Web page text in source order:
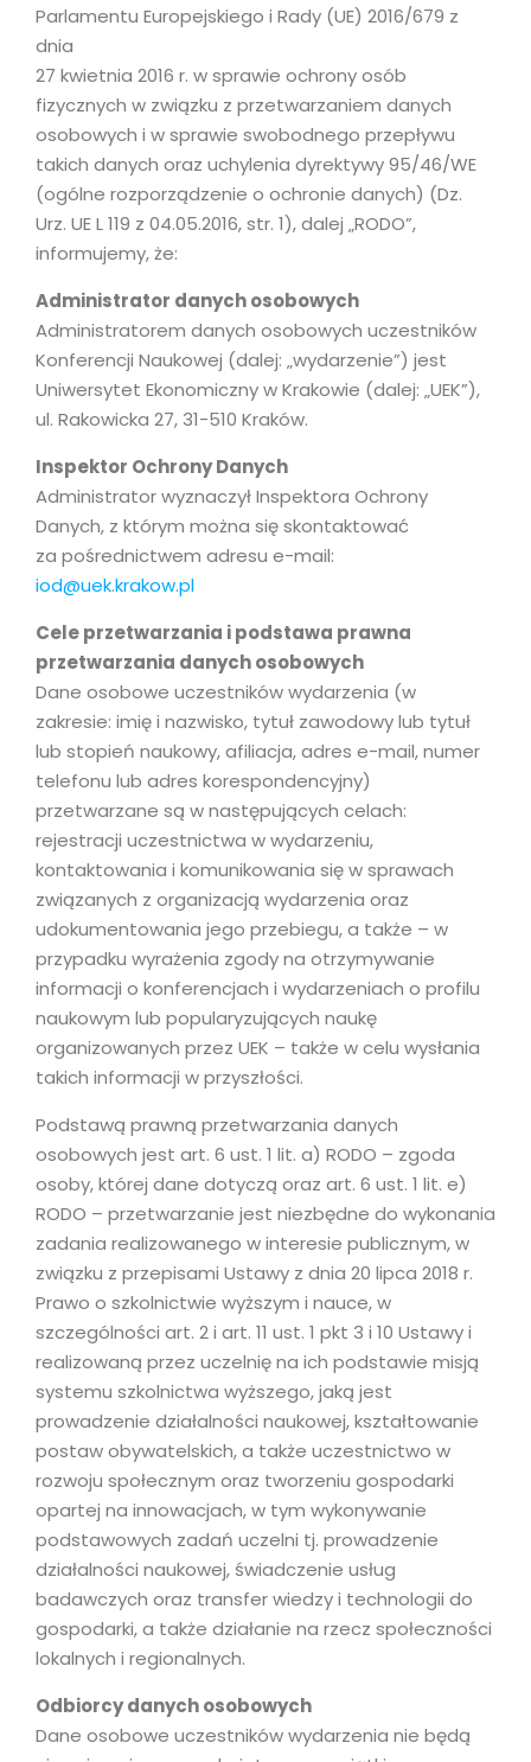
Parlamentu Europejskiego i Rady (UE) 2016/679 z
dnia
27 kwietnia 2016 r. w sprawie ochrony osób
fizycznych w związku z przetwarzaniem danych
osobowych i w sprawie swobodnego przepływu
takich danych oraz uchylenia dyrektywy 95/46/WE
(ogólne rozporządzenie o ochronie danych) (Dz.
Urz. UE L 119 z 04.05.2016, str. 1), dalej „RODO”,
informujemy, że:
Administrator danych osobowych
Administratorem danych osobowych uczestników
Konferencji Naukowej (dalej: „wydarzenie”) jest
Uniwersytet Ekonomiczny w Krakowie (dalej: „UEK”),
ul. Rakowicka 27, 31-510 Kraków.
Inspektor Ochrony Danych
Administrator wyznaczył Inspektora Ochrony
Danych, z którym można się skontaktować
za pośrednictwem adresu e-mail:
iod@uek.krakow.pl
Cele przetwarzania i podstawa prawna
przetwarzania danych osobowych
Dane osobowe uczestników wydarzenia (w
zakresie: imię i nazwisko, tytuł zawodowy lub tytuł
lub stopień naukowy, afiliacja, adres e-mail, numer
telefonu lub adres korespondencyjny)
przetwarzane są w następujących celach:
rejestracji uczestnictwa w wydarzeniu,
kontaktowania i komunikowania się w sprawach
związanych z organizacją wydarzenia oraz
udokumentowania jego przebiegu, a także – w
przypadku wyrażenia zgody na otrzymywanie
informacji o konferencjach i wydarzeniach o profilu
naukowym lub popularyzujących naukę
organizowanych przez UEK – także w celu wysłania
takich informacji w przyszłości.
Podstawą prawną przetwarzania danych
osobowych jest art. 6 ust. 1 lit. a) RODO – zgoda
osoby, której dane dotyczą oraz art. 6 ust. 1 lit. e)
RODO – przetwarzanie jest niezbędne do wykonania
zadania realizowanego w interesie publicznym, w
związku z przepisami Ustawy z dnia 20 lipca 2018 r.
Prawo o szkolnictwie wyższym i nauce, w
szczególności art. 2 i art. 11 ust. 1 pkt 3 i 10 Ustawy i
realizowaną przez uczelnię na ich podstawie misją
systemu szkolnictwa wyższego, jaką jest
prowadzenie działalności naukowej, kształtowanie
postaw obywatelskich, a także uczestnictwo w
rozwoju społecznym oraz tworzeniu gospodarki
opartej na innowacjach, w tym wykonywanie
podstawowych zadań uczelni tj. prowadzenie
działalności naukowej, świadczenie usług
badawczych oraz transfer wiedzy i technologii do
gospodarki, a także działanie na rzecz społeczności
lokalnych i regionalnych.
Odbiorcy danych osobowych
Dane osobowe uczestników wydarzenia nie będą